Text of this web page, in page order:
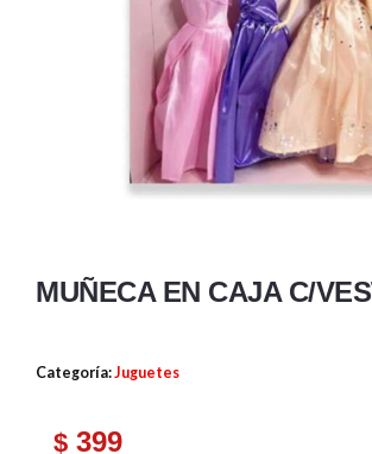
MUÑECA EN CAJA C/
Categoría:Juguetes
$ 399